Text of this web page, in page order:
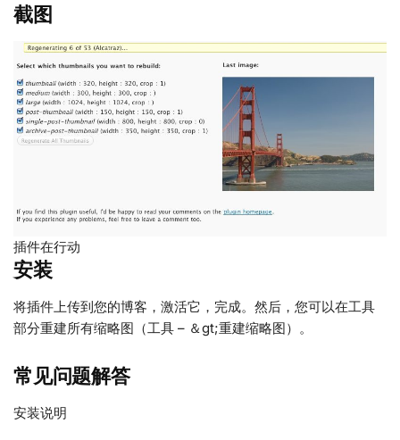
截图
插件在行动
安装
将插件上传到您的博客，激活它，完成。然后，您可以在工具
部分重建所有缩略图（工具 – ＆gt;重建缩略图）。
常见问题解答
安装说明